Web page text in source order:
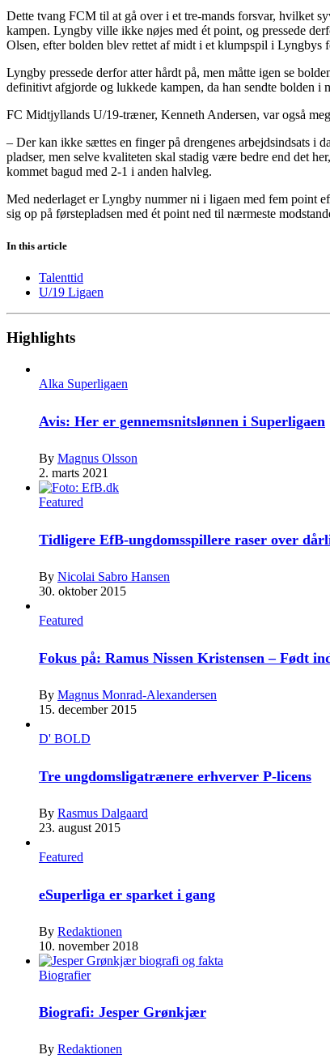
Dette tvang FCM til at gå over i et tre-mands forsvar, hvilket
kampen. Lyngby ville ikke nøjes med ét point, og pressede
Olsen, efter bolden blev rettet af midt i et klumpspil i Lyngbys
Lyngby pressede derfor atter hårdt på, men måtte igen se
definitivt afgjorde og lukkede kampen, da han sendte bolden i
FC Midtjyllands U/19-træner, Kenneth Andersen, var også
– Der kan ikke sættes en finger på drengenes arbejdsindsats i
pladser, men selve kvaliteten skal stadig være bedre end det
kommet bagud med 2-1 i anden halvleg.
Med nederlaget er Lyngby nummer ni i ligaen med fem point
sig op på førstepladsen med ét point ned til nærmeste
In this article
Talenttid
U/19 Ligaen
Highlights
Alka Superligaen
Avis: Her er gennemsnitslønnen i Superligaen
By Magnus Olsson
2. marts 2021
Featured
Tidligere EfB-ungdomsspillere raser over
By Nicolai Sabro Hansen
30. oktober 2015
Featured
Fokus på: Ramus Nissen Kristensen – Født
By Magnus Monrad-Alexandersen
15. december 2015
D' BOLD
Tre ungdomsligatrænere erhverver P-licens
By Rasmus Dalgaard
23. august 2015
Featured
eSuperliga er sparket i gang
By Redaktionen
10. november 2018
Biografier
Biografi: Jesper Grønkjær
By Redaktionen